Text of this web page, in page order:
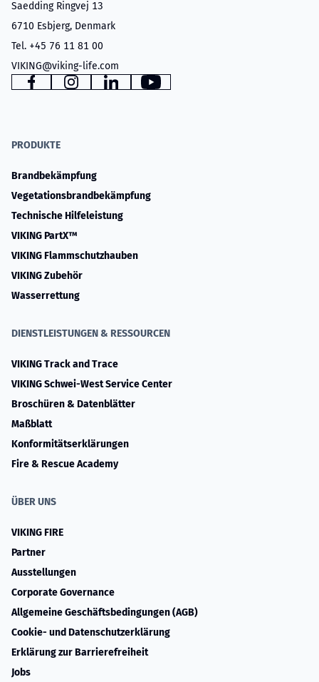
Saedding Ringvej 13
6710 Esbjerg, Denmark
Tel. +45 76 11 81 00
VIKING@viking-life.com
www.facebook.com
www.instagram.com
www.linkedin.com
YouTube
PRODUKTE
Brandbekämpfung
Vegetationsbrandbekämpfung
Technische Hilfeleistung
VIKING PartX™
VIKING Flammschutzhauben
VIKING Zubehör
Wasserrettung
DIENSTLEISTUNGEN & RESSOURCEN
VIKING Track and Trace
VIKING Schwei-West Service Center
Broschüren & Datenblätter
Maßblatt
Konformitätserklärungen
Fire & Rescue Academy
ÜBER UNS
VIKING FIRE
Partner
Ausstellungen
Corporate Governance
Allgemeine Geschäftsbedingungen (AGB)
Cookie- und Datenschutzerklärung
Erklärung zur Barrierefreiheit
Jobs